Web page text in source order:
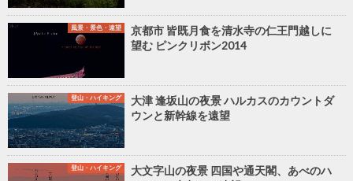
風景・景色・遠望
京都市 皆既月食を清水寺の仁王門越しに
望む ピンクリボン2014
登山・ハイキング
大津 逢坂山の夜景 ハルカスのカウントダ
ウンと新幹線を遠望
登山・ハイキング
大文字山の夜景 四国や通天閣、あべのハ